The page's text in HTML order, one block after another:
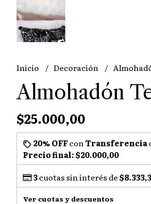
Inicio Decoración
Almohadón
$25.000,00
20% OFFcon Transferencia
Precio final:$20.000,00
3cuotas sin interés de
Ver cuotas y descuentos